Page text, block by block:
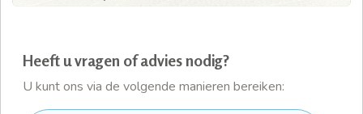
Heeft u vragen of advies nodig?
U kunt ons via de volgende manieren bereiken: